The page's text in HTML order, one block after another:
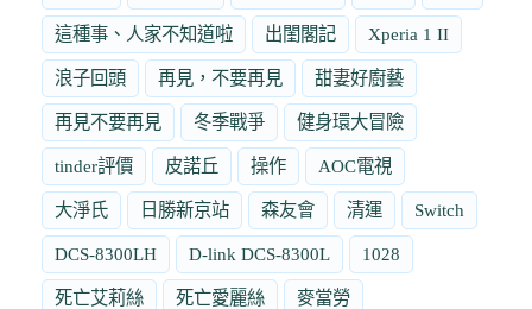
這種事、人家不知道啦 出閨閣記 Xperia 1 II
浪子回頭 再見，不要再見 甜妻好廚藝
再見不要再見 冬季戰爭 健身環大冒險
tinder評價 皮諾丘 操作 AOC電視
大淨氏 日勝新京站 森友會 清運 Switch
DCS-8300LH D-link DCS-8300L 1028
死亡艾莉絲 死亡愛麗絲 麥當勞